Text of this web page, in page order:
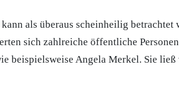
als überaus scheinheilig betrachtet
sich zahlreiche öffentliche
beispielsweise Angela Merkel. Sie ließ